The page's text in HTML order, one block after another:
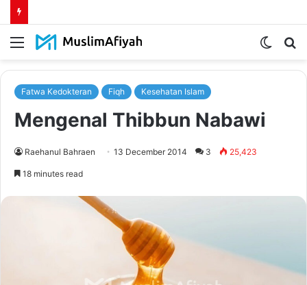
Menu
Switch
Fatwa Kedokteran Fiqh Kesehatan Islam
Mengenal Thibbun Nabawi
Raehanul Bahraen 13 December 2014 3 25,423
18 minutes read